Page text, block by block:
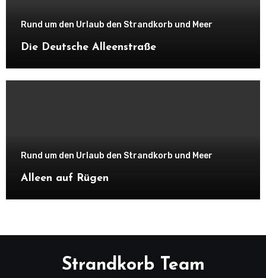
Rund um den Urlaub den Strandkorb und Meer
Die Deutsche Alleenstraße
Rund um den Urlaub den Strandkorb und Meer
Alleen auf Rügen
Strandkorb Team